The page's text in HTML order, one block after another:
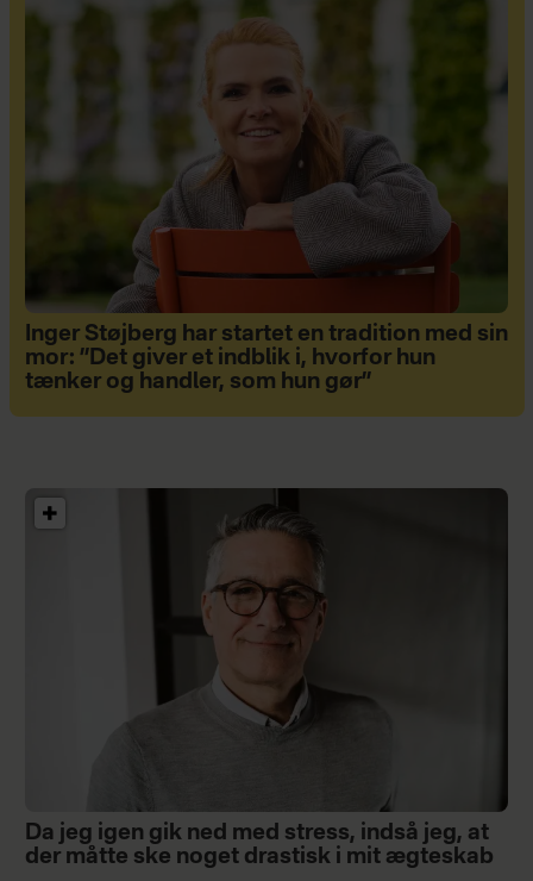
Inger Støjberg har startet en tradition med sin
mor: ”Det giver et indblik i, hvorfor hun
tænker og handler, som hun gør”
Da jeg igen gik ned med stress, indså jeg, at
der måtte ske noget drastisk i mit ægteskab